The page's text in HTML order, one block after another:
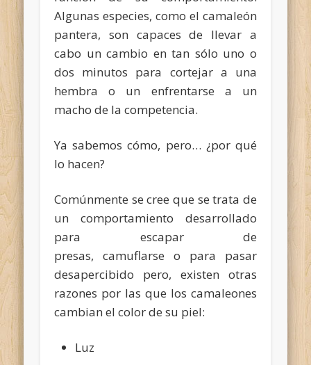
Algunas especies, como el camaleón
pantera, son capaces de llevar a
cabo un cambio en tan sólo uno o
dos minutos para cortejar a una
hembra o un enfrentarse a un
macho de la competencia.
Ya sabemos cómo, pero… ¿por qué
lo hacen?
Comúnmente se cree que se trata de
un comportamiento desarrollado
para escapar de
presas, camuflarse o para pasar
desapercibido pero, existen otras
razones por las que los camaleones
cambian el color de su piel:
Luz